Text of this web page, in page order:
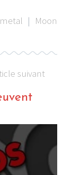
metal | Moon
suivant